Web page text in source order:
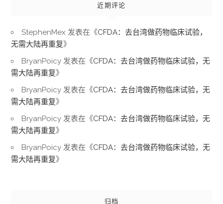
近期评论
StephenMex 发表在《CFDA：去台湾做药物临床试验，
无需大陆再重复》
BryanPoicy 发表在《CFDA：去台湾做药物临床试验，无
需大陆再重复》
BryanPoicy 发表在《CFDA：去台湾做药物临床试验，无
需大陆再重复》
BryanPoicy 发表在《CFDA：去台湾做药物临床试验，无
需大陆再重复》
BryanPoicy 发表在《CFDA：去台湾做药物临床试验，无
需大陆再重复》
归档